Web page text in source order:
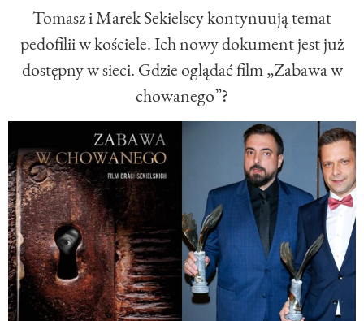
Tomasz i Marek Sekielscy kontynuują temat
pedofilii w kościele. Ich nowy dokument jest już
dostępny w sieci. Gdzie oglądać film „Zabawa w
chowanego”?